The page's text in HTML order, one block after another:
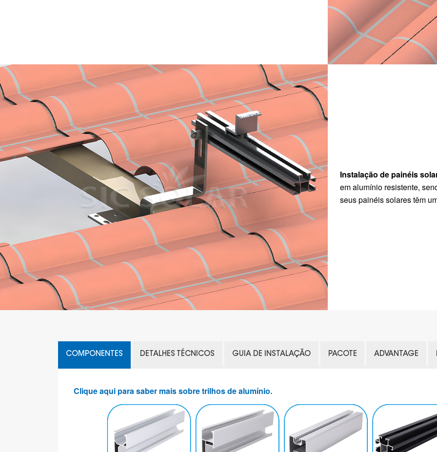
Instalação de painéis
em alumínio resistente,
seus painéis solares têm
COMPONENTES DETALHES TÉCNICOS GUIA DE INSTALAÇÃO PACOTE ADVANTAGE
Clique aqui para saber mais sobre trilhos de alumínio.